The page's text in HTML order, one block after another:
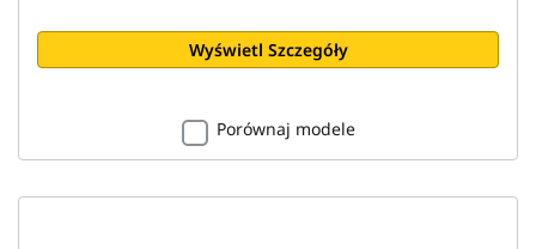
Wyświetl Szczegóły
Porównaj modele